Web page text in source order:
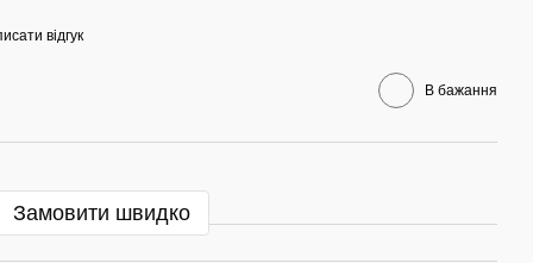
відгук
В бажання
Замовити швидко